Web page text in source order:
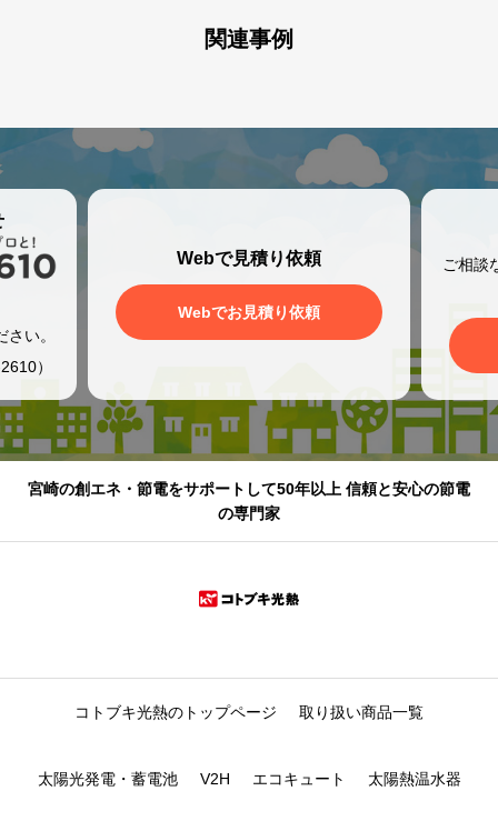
関連事例
い。
）
Webで見積り依頼
Webでお見積り依頼
ご相談
宮崎の創エネ・節電をサポートして50年以上 信頼と安心の節電
の専門家
コトブキ光熱のトップページ 取り扱い商品一覧
太陽光発電・蓄電池 V2H エコキュート 太陽熱温水器